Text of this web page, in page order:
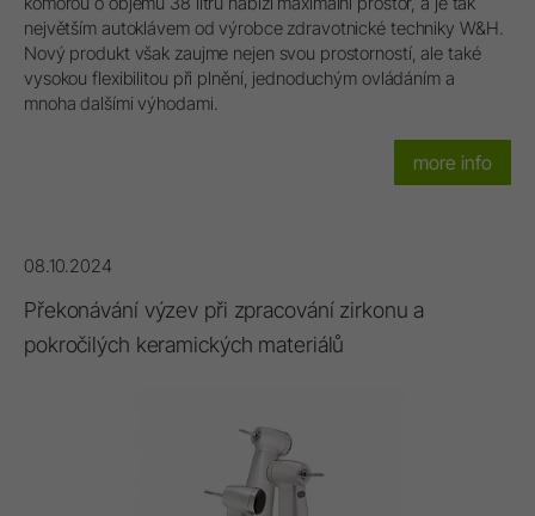
největším autoklávem od výrobce zdravotnické techniky W&H.
Nový produkt však zaujme nejen svou prostorností, ale také
vysokou flexibilitou při plnění, jednoduchým ovládáním a
mnoha dalšími výhodami.
more info
08.10.2024
Překonávání výzev při zpracování zirkonu a
pokročilých keramických materiálů